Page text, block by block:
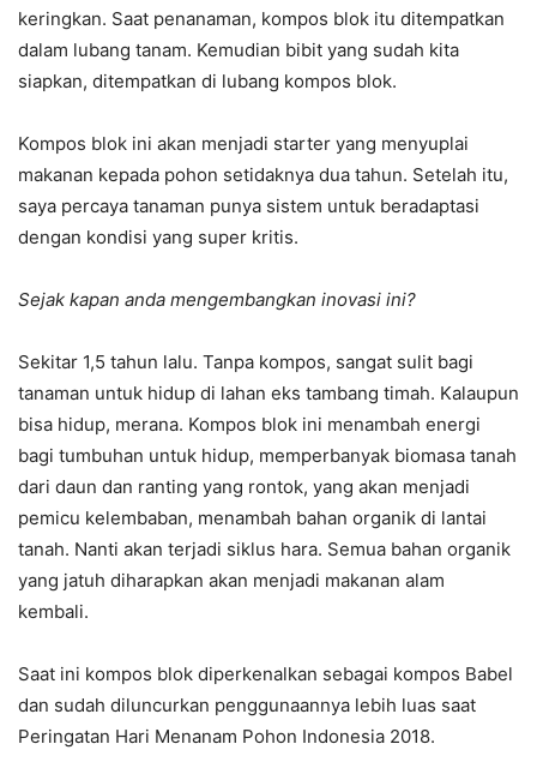
keringkan. Saat penanaman, kompos blok itu ditempatkan
dalam lubang tanam. Kemudian bibit yang sudah kita
siapkan, ditempatkan di lubang kompos blok.
Kompos blok ini akan menjadi starter yang menyuplai
makanan kepada pohon setidaknya dua tahun. Setelah itu,
saya percaya tanaman punya sistem untuk beradaptasi
dengan kondisi yang super kritis.
Sejak kapan anda mengembangkan inovasi ini?
Sekitar 1,5 tahun lalu. Tanpa kompos, sangat sulit bagi
tanaman untuk hidup di lahan eks tambang timah. Kalaupun
bisa hidup, merana. Kompos blok ini menambah energi
bagi tumbuhan untuk hidup, memperbanyak biomasa tanah
dari daun dan ranting yang rontok, yang akan menjadi
pemicu kelembaban, menambah bahan organik di lantai
tanah. Nanti akan terjadi siklus hara. Semua bahan organik
yang jatuh diharapkan akan menjadi makanan alam
kembali.
Saat ini kompos blok diperkenalkan sebagai kompos Babel
dan sudah diluncurkan penggunaannya lebih luas saat
Peringatan Hari Menanam Pohon Indonesia 2018.